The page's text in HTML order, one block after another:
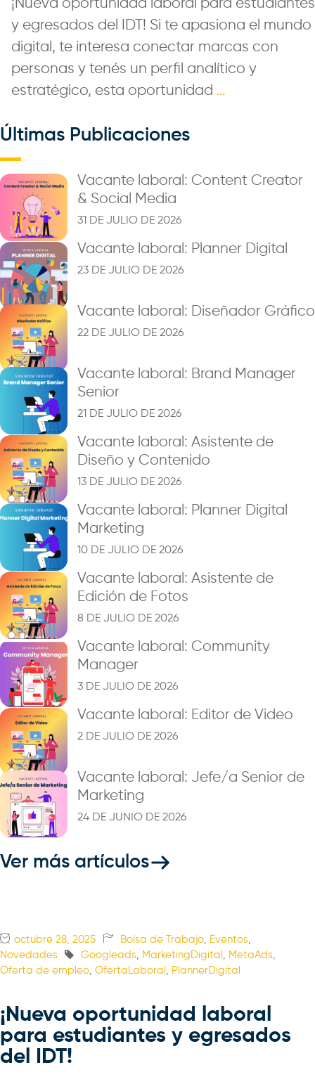
¡Nueva oportunidad laboral para estudiantes
y egresados del IDT! Si te apasiona el mundo
digital, te interesa conectar marcas con
personas y tenés un perfil analítico y
estratégico, esta oportunidad …
octubre 28, 2025 Bolsa de Trabajo, Eventos,
Novedades
Googleads, MarketingDigital , MetaAds,
Oferta de empleo, OfertaLaboral , PlannerDigital
¡Nueva oportunidad laboral
para estudiantes y egresados
del IDT!
Últimas Publicaciones
Vacante laboral: Content Creator
& Social Media
31 DE JULIO DE 2026
Vacante laboral: Planner Digital
23 DE JULIO DE 2026
Vacante laboral: Diseñador Gráfico
22 DE JULIO DE 2026
Vacante laboral: Brand Manager
Senior
21 DE JULIO DE 2026
Vacante laboral: Asistente de
Diseño y Contenido
13 DE JULIO DE 2026
Vacante laboral: Planner Digital
Marketing
10 DE JULIO DE 2026
Vacante laboral: Asistente de
Edición de Fotos
8 DE JULIO DE 2026
Vacante laboral: Community
Manager
3 DE JULIO DE 2026
Vacante laboral: Editor de Video
2 DE JULIO DE 2026
Vacante laboral: Jefe/a Senior de
Marketing
24 DE JUNIO DE 2026
Ver más artículos